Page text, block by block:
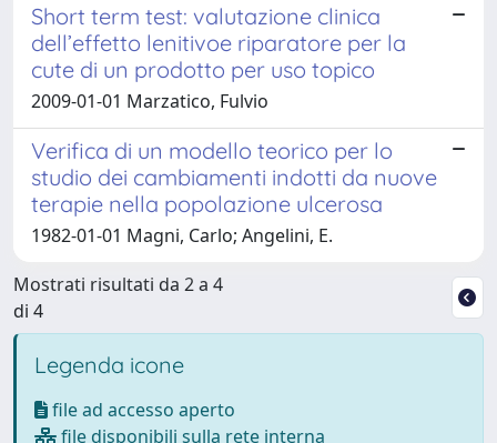
Short term test: valutazione clinica
dell’effetto lenitivoe riparatore per la
cute di un prodotto per uso topico
2009-01-01 Marzatico, Fulvio
Verifica di un modello teorico per lo
studio dei cambiamenti indotti da nuove
terapie nella popolazione ulcerosa
1982-01-01 Magni, Carlo; Angelini, E.
Mostrati risultati da 2 a 4
di 4
Legenda icone
file ad accesso aperto
file disponibili sulla rete interna